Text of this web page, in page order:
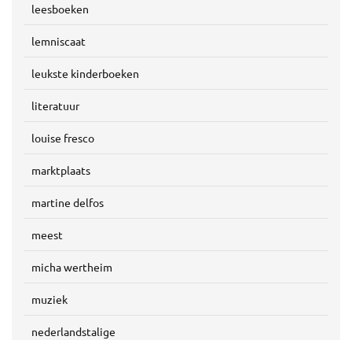
leesboeken
lemniscaat
leukste kinderboeken
literatuur
louise fresco
marktplaats
martine delfos
meest
micha wertheim
muziek
nederlandstalige